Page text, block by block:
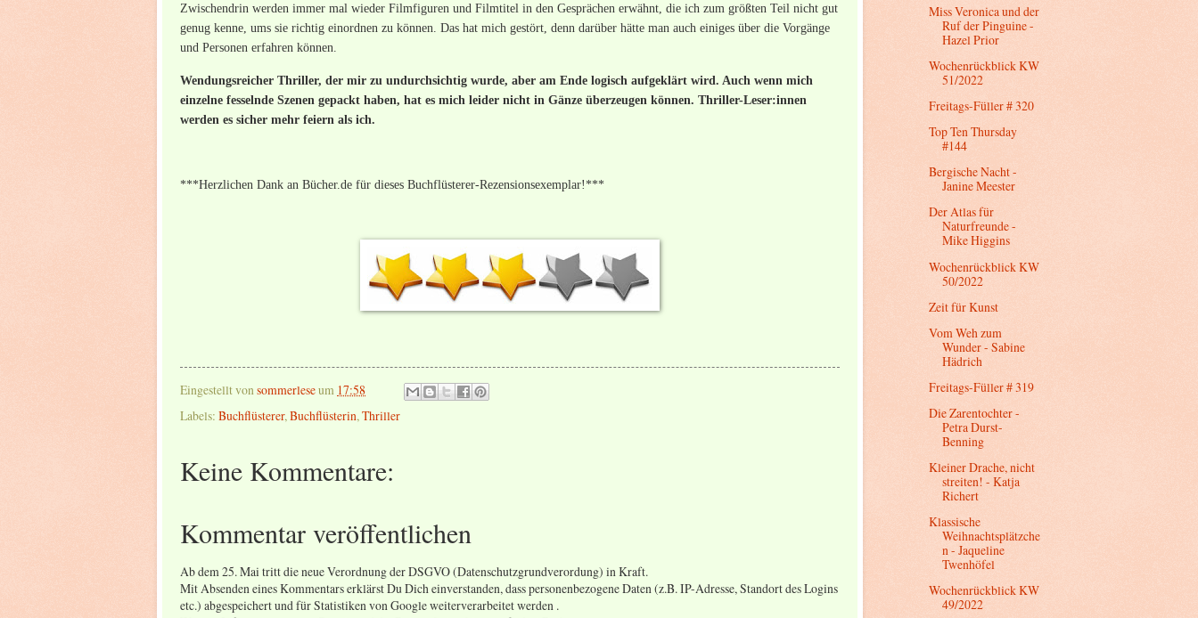
Zwischendrin werden immer mal wieder Filmfiguren und Filmtitel in den Gesprächen erwähnt, die ich zum größten Teil nicht gut
genug kenne, ums sie richtig einordnen zu können. Das hat mich gestört, denn darüber hätte man auch einiges über die Vorgänge
und Personen erfahren können.
Wendungsreicher Thriller, der mir zu undurchsichtig wurde, aber am Ende logisch aufgeklärt wird. Auch wenn mich
einzelne fesselnde Szenen gepackt haben, hat es mich leider nicht in Gänze überzeugen können. Thriller-Leser:innen
werden es sicher mehr feiern als ich.
***Herzlichen Dank an Bücher.de für dieses Buchflüsterer-Rezensionsexemplar!***
Eingestellt von sommerleseum 17:58
Labels: Buchflüsterer,Buchflüsterin,Thriller
Keine Kommentare:
Kommentar veröffentlichen
Ab dem 25. Mai tritt die neue Verordnung der DSGVO (Datenschutzgrundverordung) in Kraft.
Mit Absenden eines Kommentars erklärst Du Dich einverstanden, dass personenbezogene Daten (z.B. IP-Adresse, Standort des Logins
etc.) abgespeichert und für Statistiken von Google weiterverarbeitet werden .
Miss Veronica und der
Ruf der Pinguine -
Hazel Prior
Wochenrückblick KW
51/2022
Freitags-Füller # 320
Top Ten Thursday
#144
Bergische Nacht -
Janine Meester
Der Atlas für
Naturfreunde -
Mike Higgins
Wochenrückblick KW
50/2022
Zeit für Kunst
Vom Weh zum
Wunder - Sabine
Hädrich
Freitags-Füller # 319
Die Zarentochter -
Petra Durst-
Benning
Kleiner Drache, nicht
streiten! - Katja
Richert
Klassische
Weihnachtsplätzche
n - Jaqueline
Twenhöfel
Wochenrückblick KW
49/2022